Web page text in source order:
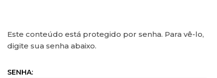
Este conteúdo está protegido por senha. Para vê-lo,
digite sua senha abaixo.
SENHA: